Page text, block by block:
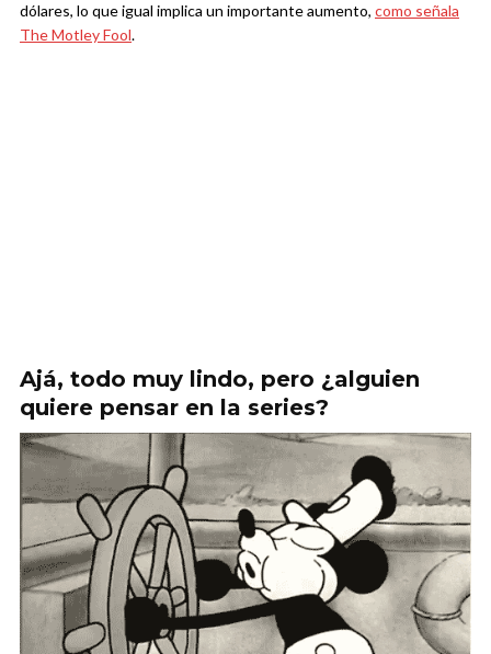
dólares, lo que igual implica un importante aumento, como señala
The Motley Fool.
Ajá, todo muy lindo, pero ¿alguien
quiere pensar en la series?